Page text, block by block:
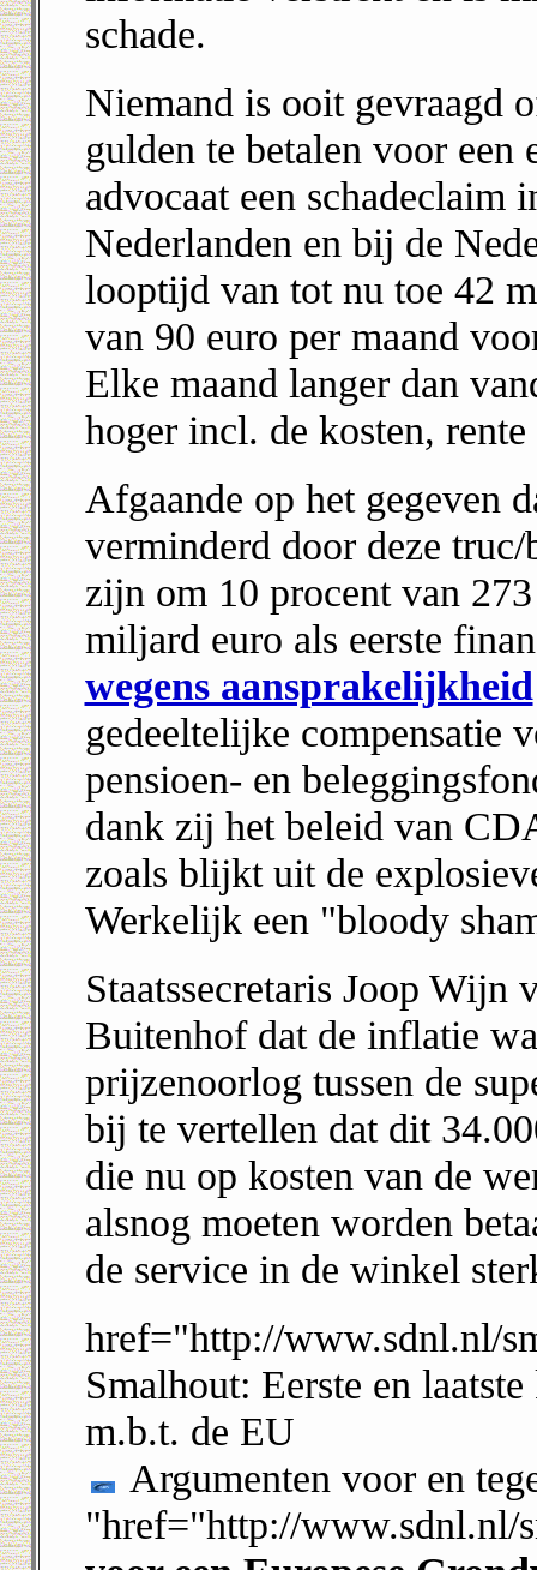
schade.
Niemand is ooit gevraagd
gulden te betalen voor
advocaat een schadeclaim
Nederlanden en bij de
looptijd van tot nu toe 42
van 90 euro per maand
Elke maand langer dan
hoger incl. de kosten,
Afgaande op het gegeven
verminderd door deze
zijn om 10 procent van
miljard euro als eerste
wegens aansprakelijkheid
gedeeltelijke compensatie
pensioen- en
dank zij het beleid van
zoals blijkt uit de
Werkelijk een "bloody
Staatssecretaris Joop Wijn
Buitenhof dat de inflatie
prijzenoorlog tussen de
bij te vertellen dat dit
die nu op kosten van de
alsnog moeten worden
de service in de winkel
href="http://www.sdnl.nl/
Smalhout: Eerste en
m.b.t. de EU
Argumenten voor en
"href="http://www.sdnl.nl/